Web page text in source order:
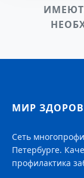
МИР
Сеть
Петербурге.
профилактика